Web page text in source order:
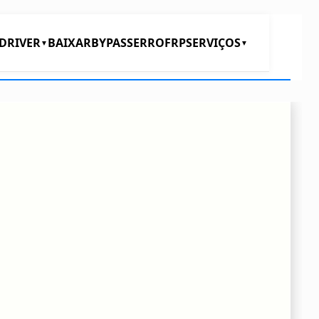
DRIVER▼ BAIXARBYPASSERROFRPSERVIÇOS▼